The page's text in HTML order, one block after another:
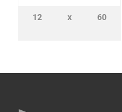
12 x 60